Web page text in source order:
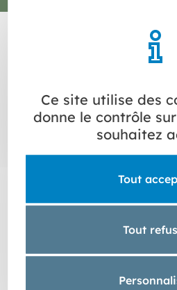
Ce site utilise des
donne le contrôle
souhaitez
Tout
Tout